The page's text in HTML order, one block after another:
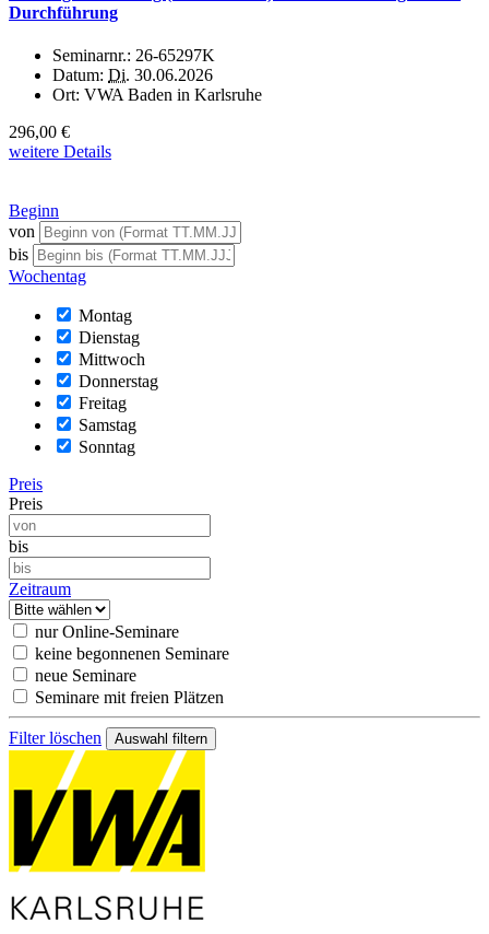
Durchführung
Seminarnr.: 26-65297K
Datum: Di. 30.06.2026
Ort: VWA Baden in Karlsruhe
296,00 €
weitere Details
Beginn
von
bis
Wochentag
Montag
Dienstag
Mittwoch
Donnerstag
Freitag
Samstag
Sonntag
Preis
Preis
bis
Zeitraum
nur Online-Seminare
keine begonnenen Seminare
neue Seminare
Seminare mit freien Plätzen
Filter löschen